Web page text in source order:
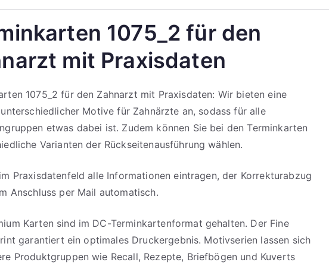
1075_2 für den
mit Praxisdaten
1075_2 für den Zahnarzt mit Praxisdaten: Wir bieten eine
Motive für Zahnärzte an, sodass für alle
etwas dabei ist. Zudem können Sie bei den Terminkarten
Varianten der Rückseitenausführung wählen.
Praxisdatenfeld alle Informationen eintragen, der Korrekturabzug
Anschluss per Mail automatisch.
Karten sind im DC-Terminkartenformat gehalten. Der Fine
garantiert ein optimales Druckergebnis. Motivserien lassen sich
Produktgruppen wie Recall, Rezepte, Briefbögen und Kuverts